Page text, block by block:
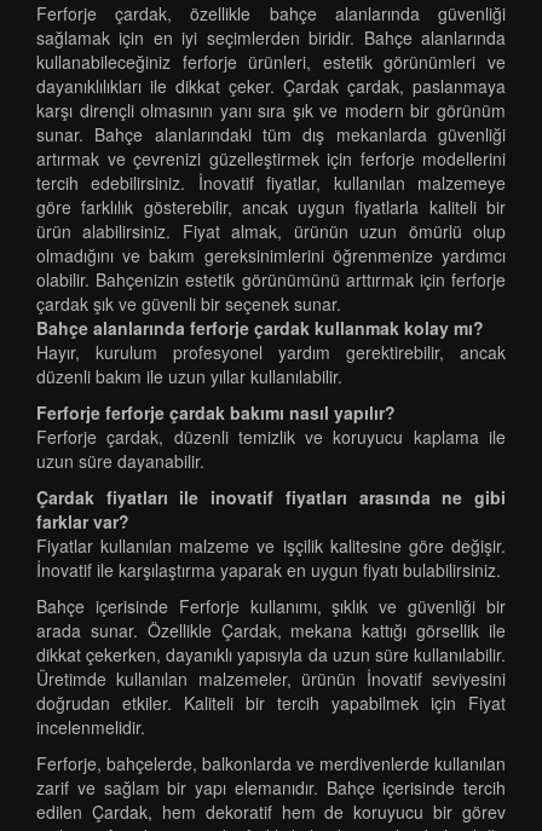
Ferforje çardak, özellikle bahçe alanlarında güvenliği
sağlamak için en iyi seçimlerden biridir. Bahçe alanlarında
kullanabileceğiniz ferforje ürünleri, estetik görünümleri ve
dayanıklılıkları ile dikkat çeker. Çardak çardak, paslanmaya
karşı dirençli olmasının yanı sıra şık ve modern bir görünüm
sunar. Bahçe alanlarındaki tüm dış mekanlarda güvenliği
artırmak ve çevrenizi güzelleştirmek için ferforje modellerini
tercih edebilirsiniz. İnovatif fiyatlar, kullanılan malzemeye
göre farklılık gösterebilir, ancak uygun fiyatlarla kaliteli bir
ürün alabilirsiniz. Fiyat almak, ürünün uzun ömürlü olup
olmadığını ve bakım gereksinimlerini öğrenmenize yardımcı
olabilir. Bahçenizin estetik görünümünü arttırmak için ferforje
çardak şık ve güvenli bir seçenek sunar.
Bahçe alanlarında ferforje çardak kullanmak kolay mı?
Hayır, kurulum profesyonel yardım gerektirebilir, ancak
düzenli bakım ile uzun yıllar kullanılabilir.
Ferforje ferforje çardak bakımı nasıl yapılır?
Ferforje çardak, düzenli temizlik ve koruyucu kaplama ile
uzun süre dayanabilir.
Çardak fiyatları ile inovatif fiyatları arasında ne gibi
farklar var?
Fiyatlar kullanılan malzeme ve işçilik kalitesine göre değişir.
İnovatif ile karşılaştırma yaparak en uygun fiyatı bulabilirsiniz.
Bahçe içerisinde Ferforje kullanımı, şıklık ve güvenliği bir
arada sunar. Özellikle Çardak, mekana kattığı görsellik ile
dikkat çekerken, dayanıklı yapısıyla da uzun süre kullanılabilir.
Üretimde kullanılan malzemeler, ürünün İnovatif seviyesini
doğrudan etkiler. Kaliteli bir tercih yapabilmek için Fiyat
incelenmelidir.
Ferforje, bahçelerde, balkonlarda ve merdivenlerde kullanılan
zarif ve sağlam bir yapı elemanıdır. Bahçe içerisinde tercih
edilen Çardak, hem dekoratif hem de koruyucu bir görev